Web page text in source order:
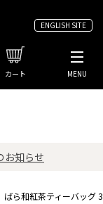
ENGLISH SITE
カート MENU
お知らせ
ばら和紅茶ティーバッグ